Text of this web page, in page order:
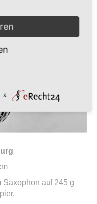
Saxophon auf 245 g
&